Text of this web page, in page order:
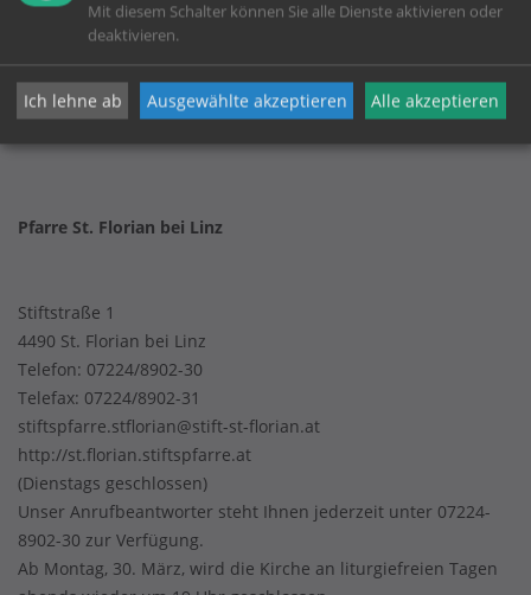
KONTAKT
Impressum
Datenschutz
Pfarre St. Florian bei Linz
Stiftstraße 1
4490 St. Florian bei Linz
Telefon: 07224/8902-30
Telefax: 07224/8902-31
stiftspfarre.stflorian@stift-st-florian.at
http://st.florian.stiftspfarre.at
(Dienstags geschlossen)
Unser Anrufbeantworter steht Ihnen jederzeit unter 07224-
8902-30 zur Verfügung.
Ab Montag, 30. März, wird die Kirche an liturgiefreien Tagen
Mit diesem Schalter können Sie alle Dienste aktivieren oder
deaktivieren.
Ich lehne ab Ausgewählte akzeptieren Alle akzeptieren